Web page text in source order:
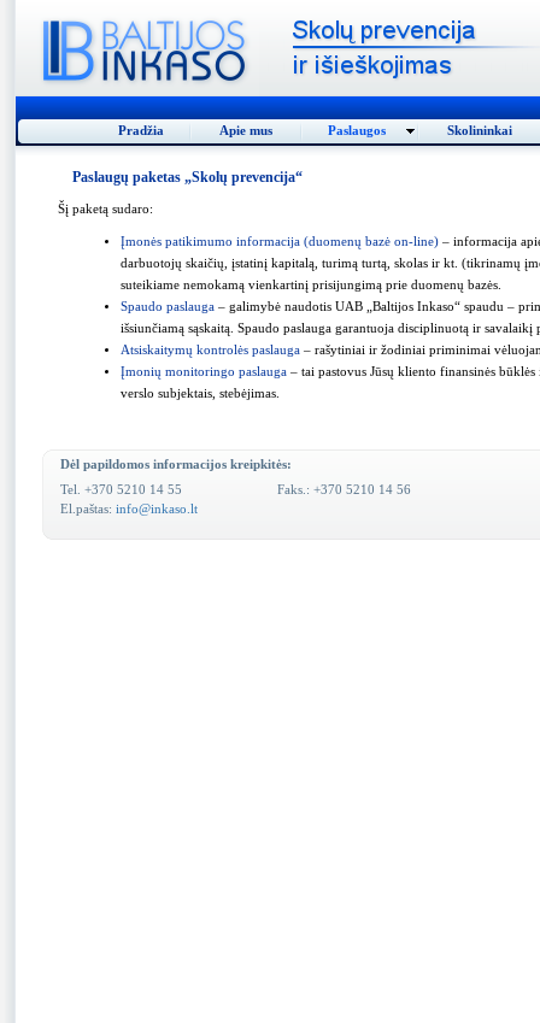
Pradžia Apie mus Paslaugos Skolininkai
Paslaugų paketas „Skolų prevencija“
Šį paketą sudaro:
Įmonės patikimumo informacija (duomenų bazė on-line) – informacija
darbuotojų skaičių, įstatinį kapitalą, turimą turtą, skolas ir kt. (tikrinamų
suteikiame nemokamą vienkartinį prisijungimą prie duomenų bazės.
Spaudo paslauga – galimybė naudotis UAB „Baltijos Inkaso“ spaudu –
išsiunčiamą sąskaitą. Spaudo paslauga garantuoja disciplinuotą ir savalaikį
Atsiskaitymų kontrolės paslauga – rašytiniai ir žodiniai priminimai
Įmonių monitoringo paslauga – tai pastovus Jūsų kliento finansinės
verslo subjektais, stebėjimas.
Dėl papildomos informacijos kreipkitės:
Tel. +370 5210 14 55
El.paštas: info@inkaso.lt
Faks.: +370 5210 14 56